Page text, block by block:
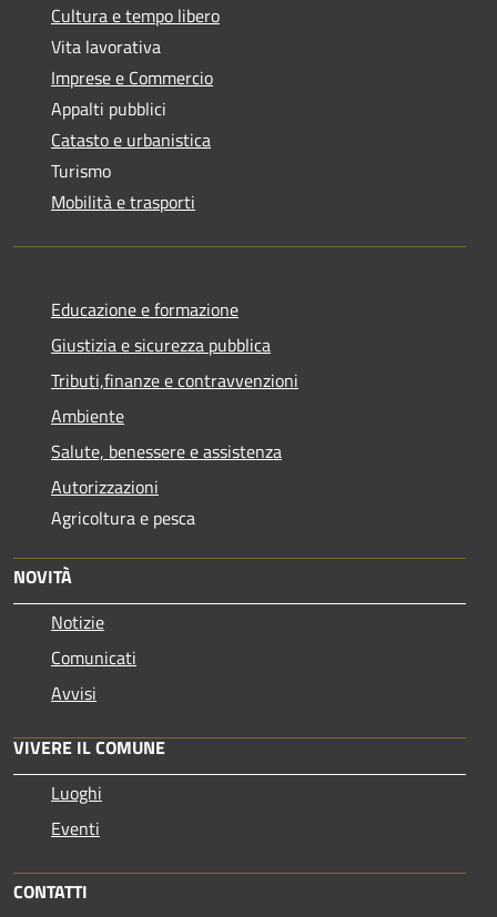
Cultura e tempo libero
Vita lavorativa
Imprese e Commercio
Appalti pubblici
Catasto e urbanistica
Turismo
Mobilità e trasporti
Educazione e formazione
Giustizia e sicurezza pubblica
Tributi,finanze e contravvenzioni
Ambiente
Salute, benessere e assistenza
Autorizzazioni
Agricoltura e pesca
NOVITÀ
Notizie
Comunicati
Avvisi
VIVERE IL COMUNE
Luoghi
Eventi
CONTATTI